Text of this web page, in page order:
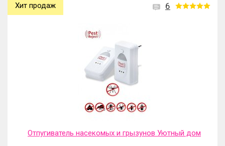
6
Хит продаж
Отпугиватель насекомых и грызунов Уютный дом